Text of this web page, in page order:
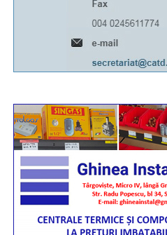
transmis în direct pe pagina
marți, 11 august, tinerii
parohiale vor igieniza,
zona Parcului Mitropoliei.
„Așa cum se întâmplă la
dintre concetățenii noștri
Astfel, luni, 10 august, între